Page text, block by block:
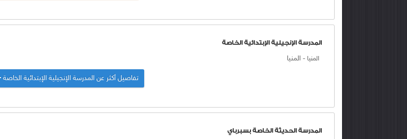
المدرسة الإنجيلية الإبتدائية الخاصة
المنيا - المنيا
تفاصيل أكثر عن المدرسة الإنجيلية الإبتدائية الخاصة
المدرسة الحديثة الخاصة بسبرباي